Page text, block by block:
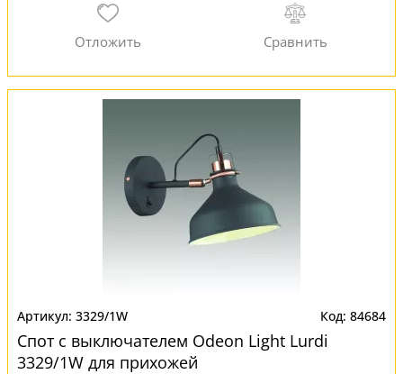
3329/1W 84684
Спот с выключателем Odeon Light Lurdi
3329/1W для прихожей